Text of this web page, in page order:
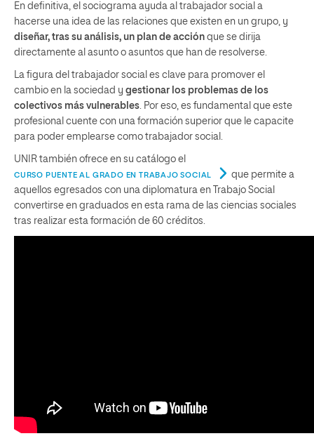
En definitiva, el sociograma ayuda al trabajador social a
hacerse una idea de las relaciones que existen en un grupo, y
diseñar, tras su análisis, un plan de acción que se dirija
directamente al asunto o asuntos que han de resolverse.
La figura del trabajador social es clave para promover el
cambio en la sociedad y gestionar los problemas de los
colectivos más vulnerables . Por eso, es fundamental que este
profesional cuente con una formación superior que le capacite
para poder emplearse como trabajador social.
UNIR también ofrece en su catálogo el
CURSO PUENTE AL GRADO EN TRABAJO SOCIAL
que permite a
aquellos egresados con una diplomatura en Trabajo Social
convertirse en graduados en esta rama de las ciencias sociales
tras realizar esta formación de 60 créditos.